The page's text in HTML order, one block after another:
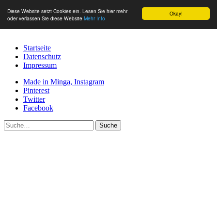
Okay!
Diese Website setzt Cookies ein. Lesen Sie hier mehr
oder verlassen Sie diese Website Mehr Info
Startseite
Datenschutz
Impressum
Made in Minga, Instagram
Pinterest
Twitter
Facebook
Suche